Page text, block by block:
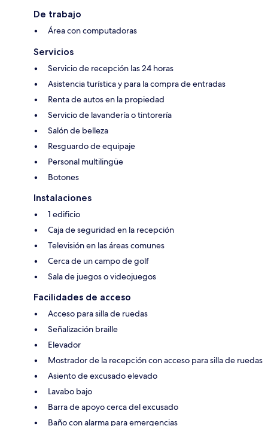
De trabajo
Área con computadoras
Servicios
Servicio de recepción las 24 horas
Asistencia turística y para la compra de entradas
Renta de autos en la propiedad
Servicio de lavandería o tintorería
Salón de belleza
Resguardo de equipaje
Personal multilingüe
Botones
Instalaciones
1 edificio
Caja de seguridad en la recepción
Televisión en las áreas comunes
Cerca de un campo de golf
Sala de juegos o videojuegos
Facilidades de acceso
Acceso para silla de ruedas
Señalización braille
Elevador
Mostrador de la recepción con acceso para silla de ruedas
Asiento de excusado elevado
Lavabo bajo
Barra de apoyo cerca del excusado
Baño con alarma para emergencias